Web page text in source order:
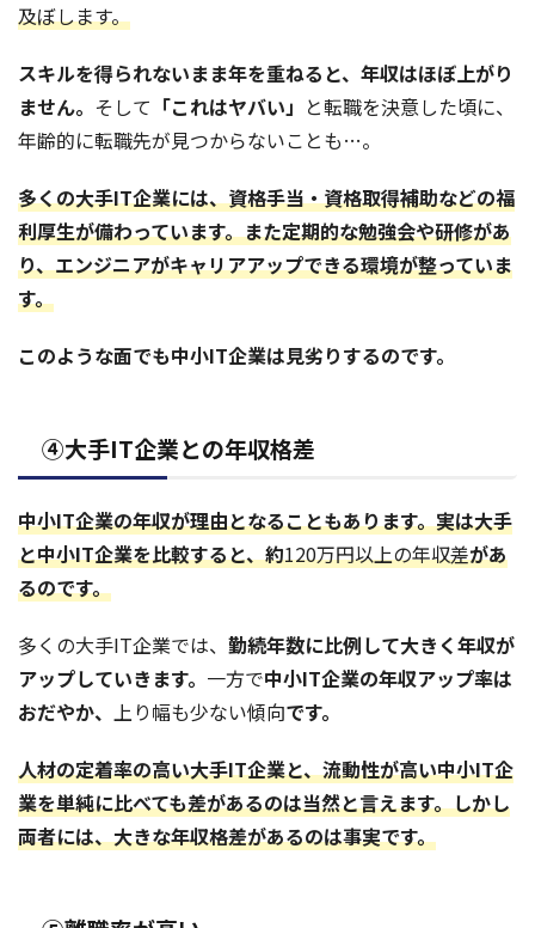
及ぼします。
スキルを得られないまま年を重ねると、年収はほぼ上がり
ません。 そして 「これはヤバい」 と転職を決意した頃に、
年齢的に転職先が見つからないことも…。
多くの大手IT企業には、資格手当・資格取得補助などの福
利厚生が備わっています。また定期的な勉強会や研修があ
り、エンジニアがキャリアアップできる環境が整っていま
す。
このような面でも中小IT企業は見劣りするのです。
④大手IT企業との年収格差
中小IT企業の年収が理由となることもあります。実は大手
と中小IT企業を比較すると、約120万円以上の年収差があ
るのです。
多くの大手IT企業では、 勤続年数に比例して大きく年収が
アップしていきます。 一方で中小IT企業の年収アップ率は
おだやか、 上り幅も少ない傾向です。
人材の定着率の高い大手IT企業と、流動性が高い中小IT企
業を単純に比べても差があるのは当然と言えます。しかし
両者には、大きな年収格差があるのは事実です。